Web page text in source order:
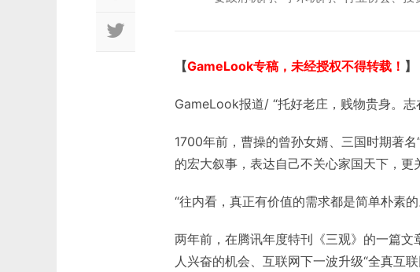
【GameLook专稿，未经授权不得转载！ 】
GameLook报道/ “托好老庄，贱物贵身。志
1700年前，曹操的曾孙女婿、三国时期著
的宏大叙事，表达自己不关心家国天下，更
“往内看，真正有价值的需求都是简单朴素的
两年前，在腾讯年度特刊《三观》的一篇
人兴奋的机会、互联网下一波升级“全真互